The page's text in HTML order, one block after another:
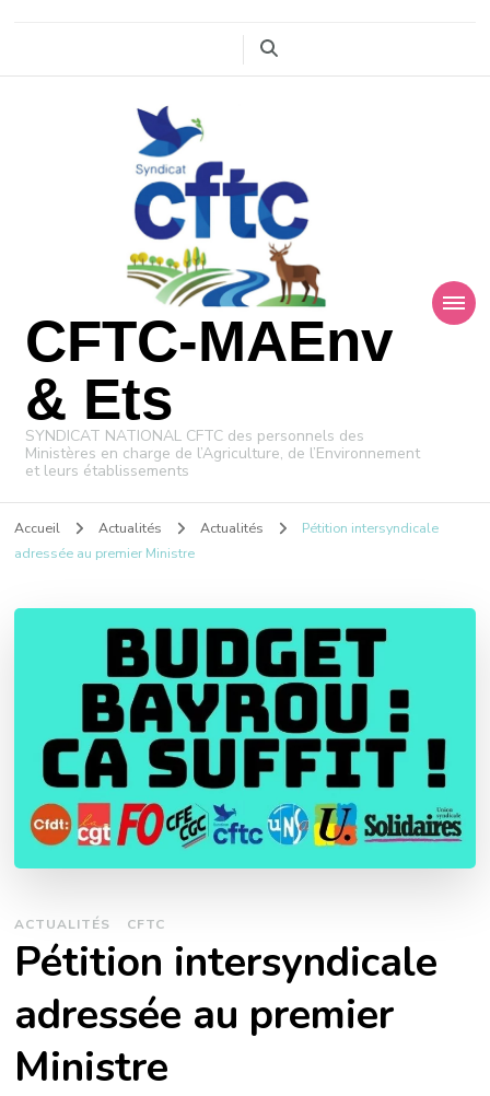
CFTC-MAEnv
& Ets
SYNDICAT NATIONAL CFTC des personnels des
Ministères en charge de l’Agriculture, de l’Environnement
et leurs établissements
Accueil Actualités Actualités
Pétition intersyndicale
adressée au premier Ministre
ACTUALITÉS CFTC
Pétition intersyndicale
adressée au premier
Ministre